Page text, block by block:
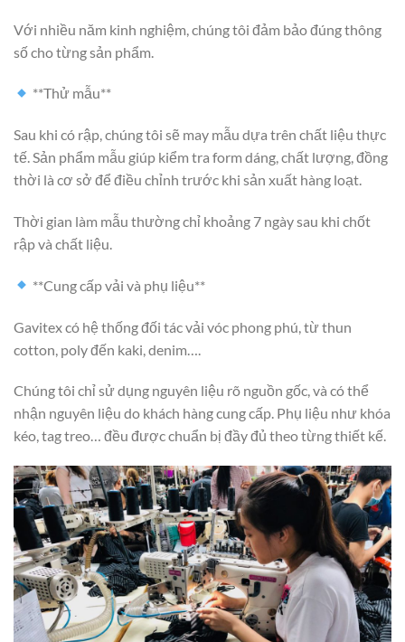
Với nhiều năm kinh nghiệm, chúng tôi đảm bảo đúng thông
số cho từng sản phẩm.
**Thử mẫu**
Sau khi có rập, chúng tôi sẽ may mẫu dựa trên chất liệu thực
tế. Sản phẩm mẫu giúp kiểm tra form dáng, chất lượng, đồng
thời là cơ sở để điều chỉnh trước khi sản xuất hàng loạt.
Thời gian làm mẫu thường chỉ khoảng 7 ngày sau khi chốt
rập và chất liệu.
**Cung cấp vải và phụ liệu**
Gavitex có hệ thống đối tác vải vóc phong phú, từ thun
cotton, poly đến kaki, denim….
Chúng tôi chỉ sử dụng nguyên liệu rõ nguồn gốc, và có thể
nhận nguyên liệu do khách hàng cung cấp. Phụ liệu như khóa
kéo, tag treo… đều được chuẩn bị đầy đủ theo từng thiết kế.